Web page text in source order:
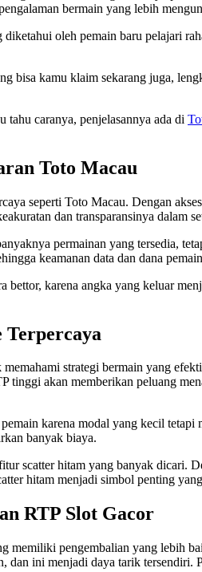
bermain yang lebih
oleh pemain baru pelajari
bisa kamu klaim sekarang juga,
tahu caranya, penjelasannya ada di
Toto Macau
seperti Toto Macau. Dengan
dan transparansinya dalam
permainan yang tersedia,
keamanan data dan dana
bettor, karena angka yang keluar
Terpercaya
strategi bermain yang
tinggi akan memberikan peluang
karena modal yang kecil
banyak biaya.
scatter hitam yang banyak dicari.
hitam menjadi simbol penting
RTP Slot Gacor
memiliki pengembalian yang lebih
dan ini menjadi daya tarik